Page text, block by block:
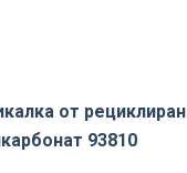
от рециклиран
93810